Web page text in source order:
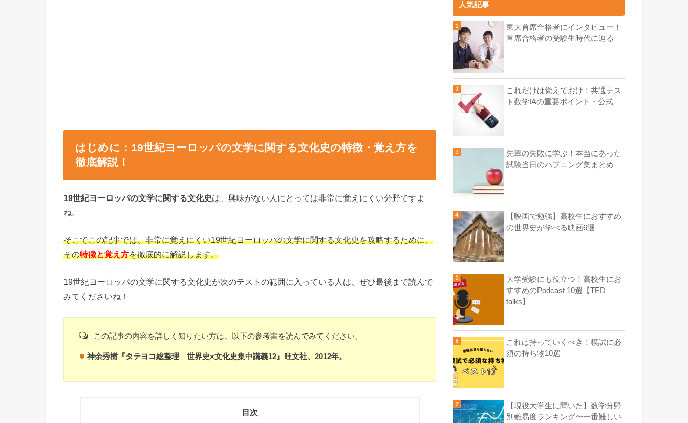
はじめに：19世紀ヨーロッパの文学に関する文化史の特徴・覚え方を
徹底解説！
19世紀ヨーロッパの文学に関する文化史は、興味がない人にとっては非常に覚えにくい分野ですよ
ね。
そこでこの記事では、非常に覚えにくい19世紀ヨーロッパの文学に関する文化史を攻略するために、
その特徴と覚え方を徹底的に解説します。
19世紀ヨーロッパの文学に関する文化史が次のテストの範囲に入っている人は、ぜひ最後まで読んで
みてくださいね！
この記事の内容を詳しく知りたい方は、以下の参考書を読んでみてください。
神余秀樹『タテヨコ総整理 世界史×文化史集中講義12』旺文社、2012年。
目次
人気記事
東大首席合格者にインタビュー！
首席合格者の受験生時代に迫る
これだけは覚えておけ！共通テス
ト数学IAの重要ポイント・公式
先輩の失敗に学ぶ！本当にあった
試験当日のハプニング集まとめ
【映画で勉強】高校生におすすめ
の世界史が学べる映画6選
大学受験にも役立つ！高校生にお
すすめのPodcast 10選【TED
talks】
これは持っていくべき！模試に必
須の持ち物10選
【現役大学生に聞いた】数学分野
別難易度ランキング〜一番難しい